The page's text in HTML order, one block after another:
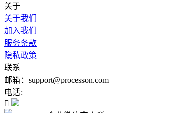
关于
关于我们
加入我们
服务条款
隐私政策
联系
邮箱：support@processon.com
电话:
